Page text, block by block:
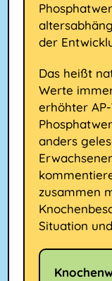
der
Das heißt
Werte
erhöhter
anders
zusammen
Situation